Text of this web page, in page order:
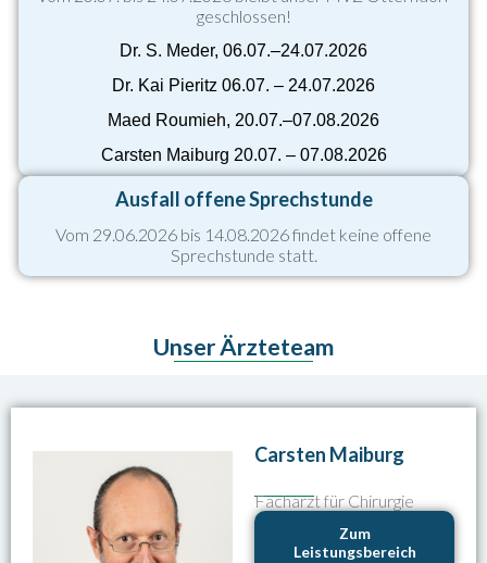
geschlossen!
Dr. S. Meder, 06.07.–24.07.2026
Dr. Kai Pieritz 06.07. – 24.07.2026
Maed Roumieh, 20.07.–07.08.2026
Carsten Maiburg 20.07. – 07.08.2026
Ausfall offene Sprechstunde
Vom 29.06.2026 bis 14.08.2026 findet keine offene
Sprechstunde statt.
Unser Ärzteteam
Carsten Maiburg
Facharzt für Chirurgie
Zum
Leistungsbereich